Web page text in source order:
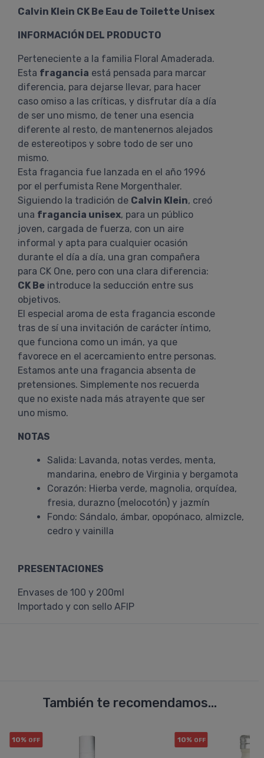
Calvin Klein CK Be Eau de Toilette Unisex
INFORMACIÓN DEL PRODUCTO
Perteneciente a la familia Floral Amaderada.
Esta fragancia está pensada para marcar
diferencia, para dejarse llevar, para hacer
caso omiso a las críticas, y disfrutar día a día
de ser uno mismo, de tener una esencia
diferente al resto, de mantenernos alejados
de estereotipos y sobre todo de ser uno
mismo.
Esta fragancia fue lanzada en el año 1996
por el perfumista Rene Morgenthaler.
Siguiendo la tradición de Calvin Klein, creó
una fragancia unisex, para un público
joven, cargada de fuerza, con un aire
informal y apta para cualquier ocasión
durante el día a día, una gran compañera
para CK One, pero con una clara diferencia:
CK Be introduce la seducción entre sus
objetivos.
El especial aroma de esta fragancia esconde
tras de sí una invitación de carácter íntimo,
que funciona como un imán, ya que
favorece en el acercamiento entre personas.
Estamos ante una fragancia absenta de
pretensiones. Simplemente nos recuerda
que no existe nada más atrayente que ser
uno mismo.
NOTAS
Salida: Lavanda, notas verdes, menta,
mandarina, enebro de Virginia y bergamota
Corazón: Hierba verde, magnolia, orquídea,
fresia, durazno (melocotón) y jazmín
Fondo: Sándalo, ámbar, opopónaco, almizcle,
cedro y vainilla
PRESENTACIONES
Envases de 100 y 200ml
Importado y con sello AFIP
También te recomendamos...
10% OFF 10% OFF